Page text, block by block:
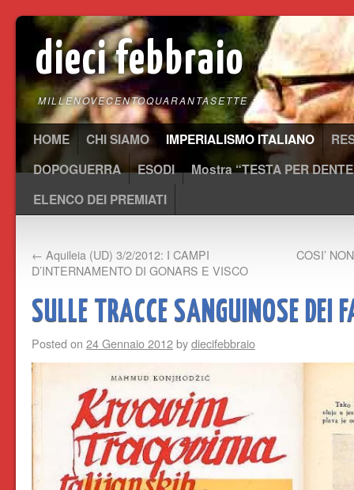
dieci febbraio
MILLENOVECENTOQUARANTASETTE
HOME CHI SIAMO IMPERIALISMO ITALIANO
DOPOGUERRA
ESODI
Mostra “TESTA PER
ELENCO DEI PREMIATI
← Aquileia (UD) 3/2/2012: I CAMPI
D’INTERNAMENTO DI GONARS E VISCO
COSI’
SULLE TRACCE SANGUINOSE DEI
Posted on 24 Gennaio 2012bydiecifebbraio